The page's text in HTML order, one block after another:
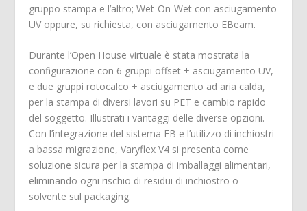
gruppo stampa e l’altro; Wet-On-Wet con asciugamento
UV oppure, su richiesta, con asciugamento EBeam.
Durante l’Open House virtuale è stata mostrata la
configurazione con 6 gruppi offset + asciugamento UV,
e due gruppi rotocalco + asciugamento ad aria calda,
per la stampa di diversi lavori su PET e cambio rapido
del soggetto. Illustrati i vantaggi delle diverse opzioni.
Con l’integrazione del sistema EB e l’utilizzo di inchiostri
a bassa migrazione, Varyflex V4 si presenta come
soluzione sicura per la stampa di imballaggi alimentari,
eliminando ogni rischio di residui di inchiostro o
solvente sul packaging.